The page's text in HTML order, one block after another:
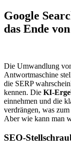
Google
das Ende
Die Umwandlung
Antwortmaschine
die SERP
kennen. Die KI-
einnehmen und die
verdrängen, was
Aber wie kann man
SEO-